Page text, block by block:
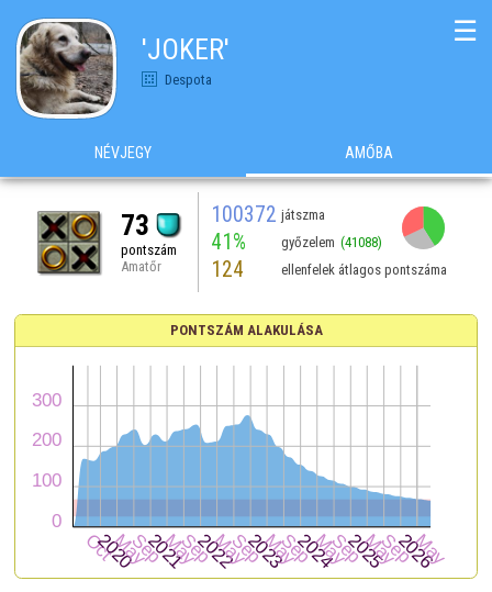
'JOKER'
Despota
☰
NÉVJEGY AMŐBA
73
pontszám
Amatőr
100372 játszma
41% győzelem (41088)
124 ellenfelek átlagos pontszáma
PONTSZÁM ALAKULÁSA